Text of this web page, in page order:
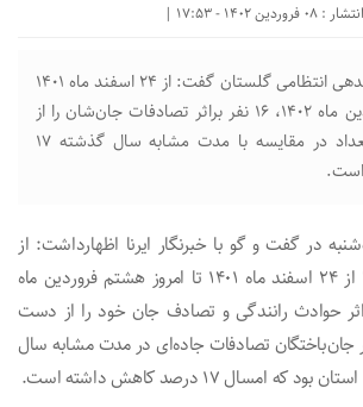
رییس پلیس راه فرماندهی انتظامی گلستان گفت: از ۲۴ اسفند ماه ۱۴۰۱
تا امروز هشتم فروردین ماه ۱۴۰۲، ۱۶ نفر براثر تصادفات جان‌شان را از
دست داده‌اند این تعداد در مقایسه با مدت مشابه سال گذشته ۱۷
در گفت و گو با خبرنگار ایرنا اظهارداشت: از
آغاز طرح نوروزی ۱۴۰۲ از ۲۴ اسفند ماه ۱۴۰۱ تا امروز هشتم فروردین ماه
۱۶ نفر بر اثر حوادث رانندگی و تصادف جان خود را از دست
جان‌باختگان تصادفات جاده‌ای در مدت مشابه سال